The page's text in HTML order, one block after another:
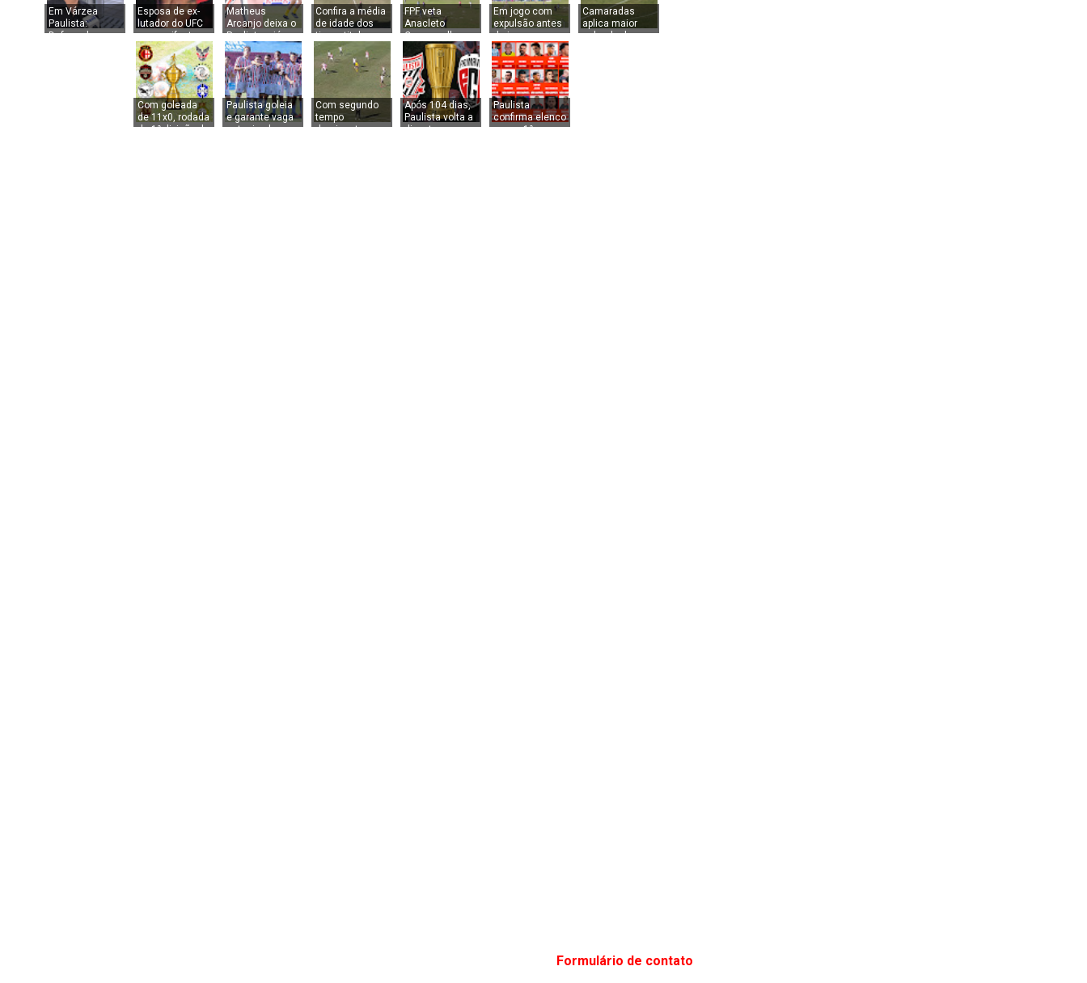
Em Várzea
Paulista:
Defesa de ex-
Esposa de ex-
lutador do UFC
se manifesta
após agressão
em Várzea
Paulista
Matheus
Arcanjo deixa o
Paulista e já
tem novo clube.
Como Raílson
tem novo time!
Confira a média
de idade dos
times titulares
do grupo 3 da
Copa Paulista
2026
FPF veta
Anacleto
Campanella
para jogos por
problemas no
gramado
Em jogo com
expulsão antes
do jogo e com
5min de partida,
São José vence
São Caetano
Camaradas
aplica maior
goleada do
Com goleada
de 11x0, rodada
da 1ª divisão de
Paulista goleia
e garante vaga
antecipada no
Com segundo
tempo
dominante,
Após 104 dias,
Paulista volta a
disputar um
Paulista
confirma elenco
para a 1ª
Formulário de contato